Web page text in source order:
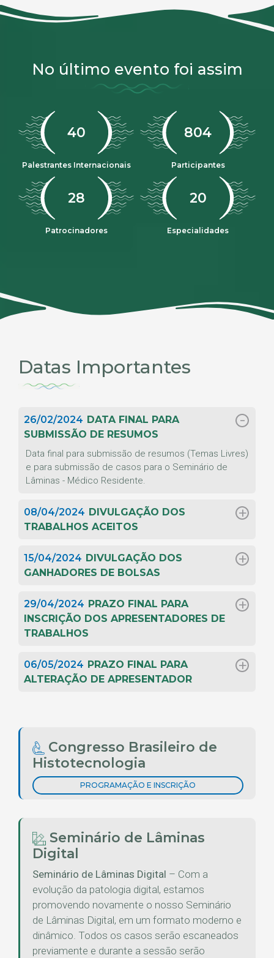
No último evento foi assim
47
Palestrantes Internacionais
968
Participantes
33
Patrocinadores
23
Especialidades
Datas Importantes
26/02/2024 DATA FINAL PARA
SUBMISSÃO DE RESUMOS
Data final para submissão de resumos (Temas Livres)
e para submissão de casos para o Seminário de
Lâminas - Médico Residente.
08/04/2024 DIVULGAÇÃO DOS
TRABALHOS ACEITOS
15/04/2024 DIVULGAÇÃO DOS
GANHADORES DE BOLSAS
29/04/2024 PRAZO FINAL PARA
INSCRIÇÃO DOS APRESENTADORES DE
TRABALHOS
06/05/2024 PRAZO FINAL PARA
ALTERAÇÃO DE APRESENTADOR
Congresso Brasileiro de
Histotecnologia
PROGRAMAÇÃO E INSCRIÇÃO
Seminário de Lâminas
Digital
Seminário de Lâminas Digital – Com a
evolução da patologia digital, estamos
promovendo novamente o nosso Seminário
de Lâminas Digital, em um formato moderno e
dinâmico. Todos os casos serão escaneados
previamente e durante a sessão serão